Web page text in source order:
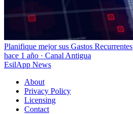
Planifique mejor sus Gastos Recurrentes
hace 1 año · Canal Antigua
EsilApp News
About
Privacy Policy
Licensing
Contact